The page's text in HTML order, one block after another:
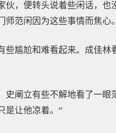
，便转头说着些闲话，也
范闲因为这些事情而焦心。
尴尬和难看起来。成佳林
阐立有些不解地看了一眼
是让他凉着。”